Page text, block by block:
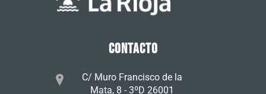
CONTACTO
C/ Muro Francisco de la
Mata, 8 - 3ºD 26001